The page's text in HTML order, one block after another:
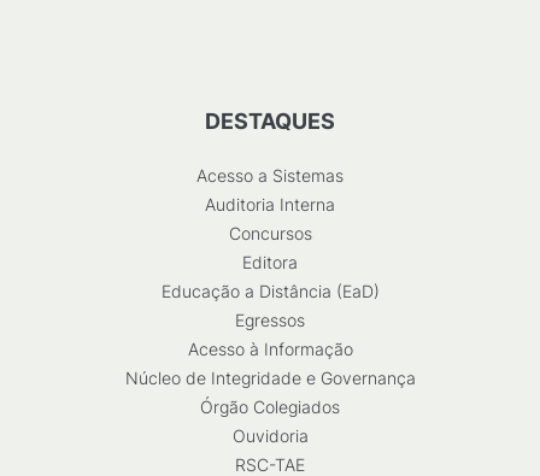
DESTAQUES
Acesso a Sistemas
Auditoria Interna
Concursos
Editora
Educação a Distância (EaD)
Egressos
Acesso à Informação
Núcleo de Integridade e Governança
Órgão Colegiados
Ouvidoria
RSC-TAE